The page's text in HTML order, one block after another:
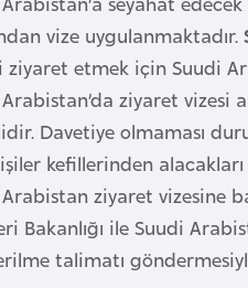
vize uygulanmaktadır.
ziyaret etmek için Suudi
ziyaret vizesi
Davetiye olmaması
kefillerinden alacakları
ziyaret vizesine
Bakanlığı ile Suudi
talimatı